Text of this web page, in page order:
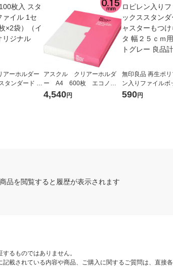
アーホルダー
タンダード フ
（100枚×2
） オリジナ
アスクル クリアーホルダ
ー A4 600枚 エコノミ
ースリム ファイル オリジ
ナル
4,540円
無印良品 再生ポ
ン入りファイルボ
タンダード用キャ
590円
商品を閲覧すると履歴が表示されます
るものではありません。
載されている内容や商品、ご購入に関するご質問は、直接